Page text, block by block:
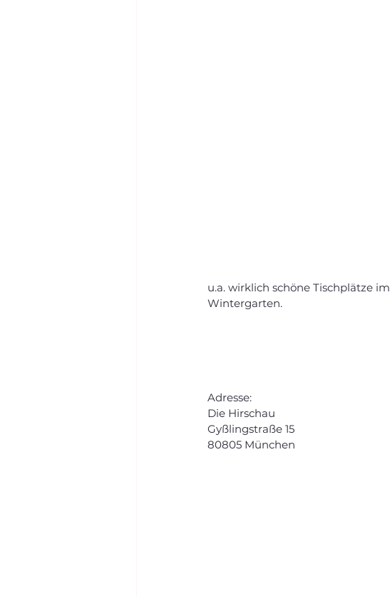
u.a. wirklich schöne Tischplätze im
Wintergarten.
Adresse:
Die Hirschau
Gyßlingstraße 15
80805 München